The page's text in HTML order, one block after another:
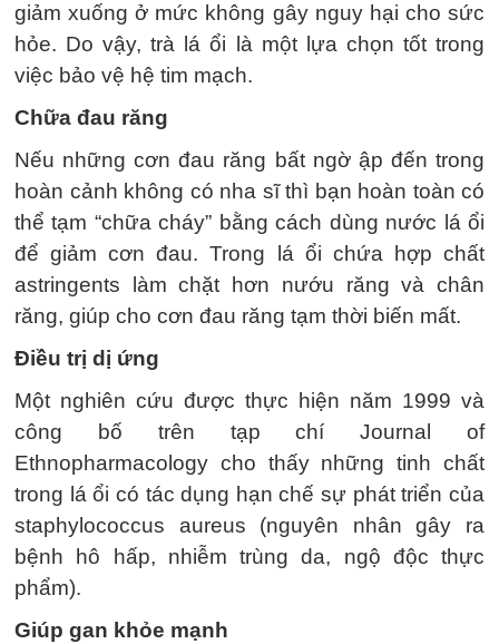
giảm xuống ở mức không gây nguy hại cho sức
hỏe. Do vậy, trà lá ổi là một lựa chọn tốt trong
việc bảo vệ hệ tim mạch.
Chữa đau răng
Nếu những cơn đau răng bất ngờ ập đến trong
hoàn cảnh không có nha sĩ thì bạn hoàn toàn có
thể tạm “chữa cháy” bằng cách dùng nước lá ổi
để giảm cơn đau. Trong lá ổi chứa hợp chất
astringents làm chặt hơn nướu răng và chân
răng, giúp cho cơn đau răng tạm thời biến mất.
Điều trị dị ứng
Một nghiên cứu được thực hiện năm 1999 và
công bố trên tạp chí Journal of
Ethnopharmacology cho thấy những tinh chất
trong lá ổi có tác dụng hạn chế sự phát triển của
staphylococcus aureus (nguyên nhân gây ra
bệnh hô hấp, nhiễm trùng da, ngộ độc thực
phẩm).
Giúp gan khỏe mạnh